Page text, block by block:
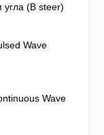
угла (B steer)
Wave
Wave